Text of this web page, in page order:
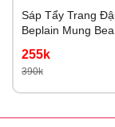
Sáp Tẩy Trang
Beplain Mung
100ml
255k
390k